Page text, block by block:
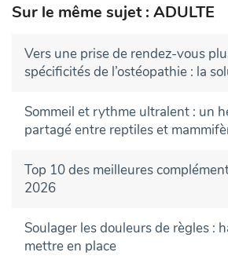
Sur le même sujet : ADULTE
Vers une prise de rendez-vous
spécificités de l’ostéopathie : la
Sommeil et rythme ultralent : un
partagé entre reptiles et
Top 10 des meilleures
2026
Soulager les douleurs de règles :
mettre en place